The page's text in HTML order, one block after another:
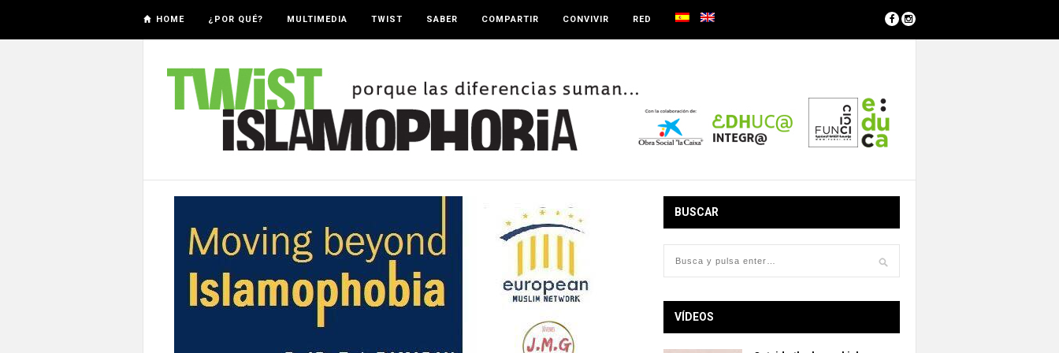
HOME ¿POR QUÉ? MULTIMEDIA TWIST SABER COMPARTIR CONVIVIR RED
BUSCAR
VÍDEOS